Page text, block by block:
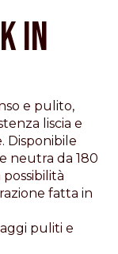
IN
e pulito,
liscia e
Disponibile
neutra da 180
fatta in
puliti e